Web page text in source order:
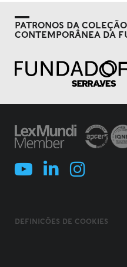
PATRONOS DA
CONTEMPORÂNEA DA
DEFINIÇÕES DE COOKIES